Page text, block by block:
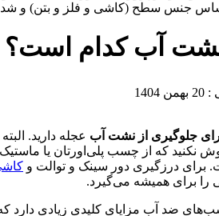
جنس سطح (کاشی و فلز و بتن) و
نشت آب کدام است؟
جلوگیری از نشت آب عجله دارید.
نکنید که از چسب پلی‌اورتان یا
درزگیری دور سینک و توالت و
را برای همیشه می‌گیرد.